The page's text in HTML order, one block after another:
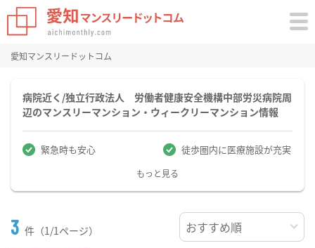
愛知マンスリードットコム
病院近く/独立行政法人 労働者健康安全機構中部労災病院周
辺のマンスリーマンション・ウィークリーマンション情報
緊急時も安心 徒歩圏内に医療施設が充実
もっと見る
3 件（1/1ページ）